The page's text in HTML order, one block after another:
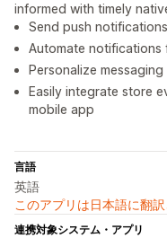
informed with timely
Send push
Automate notifications
Personalize
Easily integrate store
mobile app
言語
英語
このアプリは日本語に翻
連携対象システム・アプリ